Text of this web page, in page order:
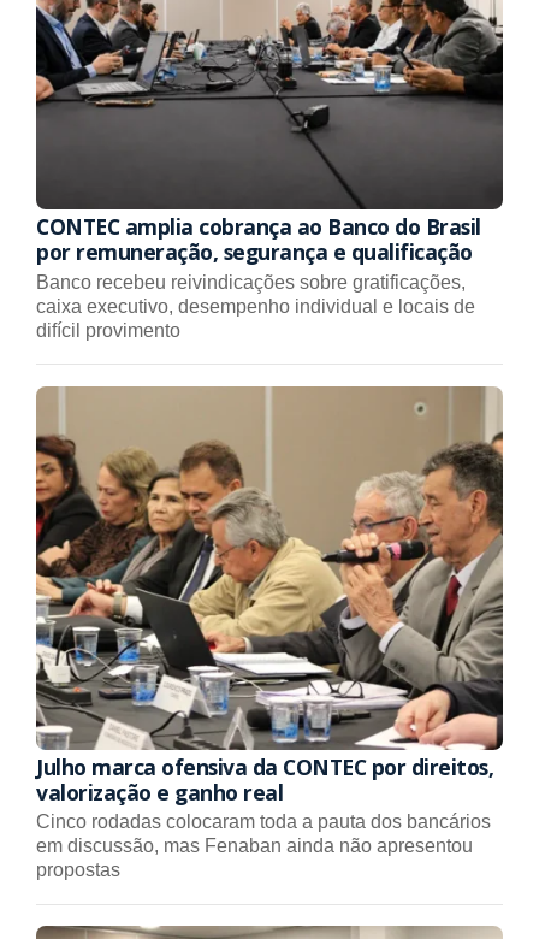
CONTEC amplia cobrança ao Banco do Brasil
por remuneração, segurança e qualificação
Banco recebeu reivindicações sobre gratificações,
caixa executivo, desempenho individual e locais de
difícil provimento
Julho marca ofensiva da CONTEC por direitos,
valorização e ganho real
Cinco rodadas colocaram toda a pauta dos bancários
em discussão, mas Fenaban ainda não apresentou
propostas